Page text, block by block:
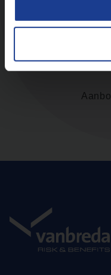
Diepte-